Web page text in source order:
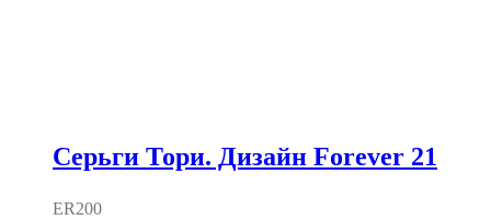
Серьги Тори. Дизайн Forever 21
ER200